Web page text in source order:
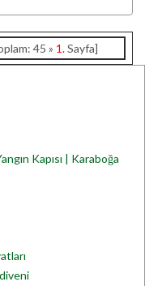
45 » 1.Sayfa]
Kapısı | Karaboğa